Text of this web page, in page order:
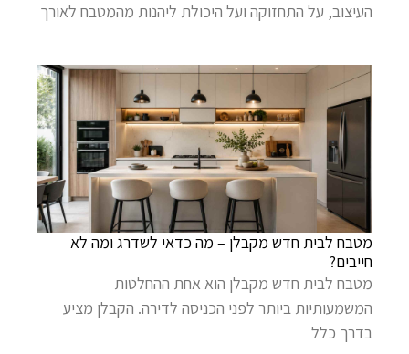
העיצוב, על התחזוקה ועל היכולת ליהנות מהמטבח לאורך
מטבח לבית חדש מקבלן – מה כדאי לשדרג ומה לא
חייבים?
מטבח לבית חדש מקבלן הוא אחת ההחלטות
המשמעותיות ביותר לפני הכניסה לדירה. הקבלן מציע
בדרך כלל